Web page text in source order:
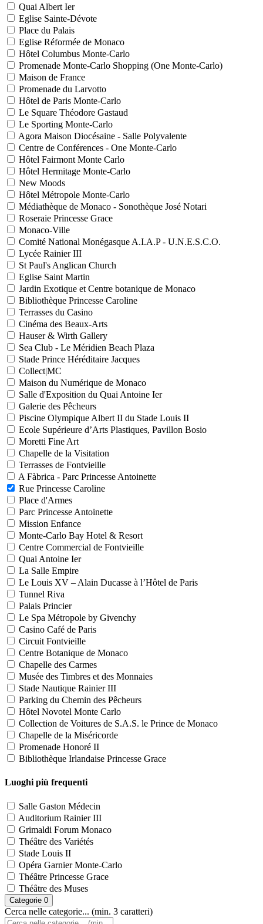
Quai Albert Ier
Eglise Sainte-Dévote
Place du Palais
Eglise Réformée de Monaco
Hôtel Columbus Monte-Carlo
Promenade Monte-Carlo Shopping (One Monte-Carlo)
Maison de France
Promenade du Larvotto
Hôtel de Paris Monte-Carlo
Le Square Théodore Gastaud
Le Sporting Monte-Carlo
Agora Maison Diocésaine - Salle Polyvalente
Centre de Conférences - One Monte-Carlo
Hôtel Fairmont Monte Carlo
Hôtel Hermitage Monte-Carlo
New Moods
Hôtel Métropole Monte-Carlo
Médiathèque de Monaco - Sonothèque José Notari
Roseraie Princesse Grace
Monaco-Ville
Comité National Monégasque A.I.A.P - U.N.E.S.C.O.
Lycée Rainier III
St Paul's Anglican Church
Eglise Saint Martin
Jardin Exotique et Centre botanique de Monaco
Bibliothèque Princesse Caroline
Terrasses du Casino
Cinéma des Beaux-Arts
Hauser & Wirth Gallery
Sea Club - Le Méridien Beach Plaza
Stade Prince Héréditaire Jacques
Collect|MC
Maison du Numérique de Monaco
Salle d'Exposition du Quai Antoine Ier
Galerie des Pêcheurs
Piscine Olympique Albert II du Stade Louis II
Ecole Supérieure d’Arts Plastiques, Pavillon Bosio
Moretti Fine Art
Chapelle de la Visitation
Terrasses de Fontvieille
A Fàbrica - Parc Princesse Antoinette
Rue Princesse Caroline
Place d'Armes
Parc Princesse Antoinette
Mission Enfance
Monte-Carlo Bay Hotel & Resort
Centre Commercial de Fontvieille
Quai Antoine Ier
La Salle Empire
Le Louis XV – Alain Ducasse à l’Hôtel de Paris
Tunnel Riva
Palais Princier
Le Spa Métropole by Givenchy
Casino Café de Paris
Circuit Fontvieille
Centre Botanique de Monaco
Chapelle des Carmes
Musée des Timbres et des Monnaies
Stade Nautique Rainier III
Parking du Chemin des Pêcheurs
Hôtel Novotel Monte Carlo
Collection de Voitures de S.A.S. le Prince de Monaco
Chapelle de la Miséricorde
Promenade Honoré II
Bibliothèque Irlandaise Princesse Grace
Luoghi più frequenti
Salle Gaston Médecin
Auditorium Rainier III
Grimaldi Forum Monaco
Théâtre des Variétés
Stade Louis II
Opéra Garnier Monte-Carlo
Théâtre Princesse Grace
Théâtre des Muses
Categorie 0
Cerca nelle categorie... (min. 3 caratteri)